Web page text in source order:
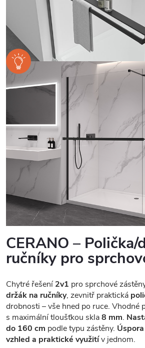
CERANO – Polička/
ručníky pro
Chytré řešení2v1 pro sprchové
držák na ručníky, zevnitř praktická
drobnosti – vše hned po ruce. Vhodné
s maximální tloušťkou skla8 mm.
do 160 cm podle typu zástěny.
vzhled a praktické využitív jednom.